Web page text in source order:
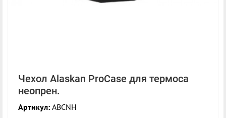
Чехол Alaskan ProCase для термоса
неопрен.
Артикул: ABCNH